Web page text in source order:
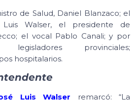
de Salud, Daniel Blanzaco; el
Luis Walser, el presidente de
el vocal Pablo Canali; y por
legisladores provinciales;
hospitalarios.
Luis Walser remarcó: “La